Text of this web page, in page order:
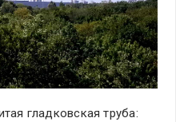
гладковская труба: